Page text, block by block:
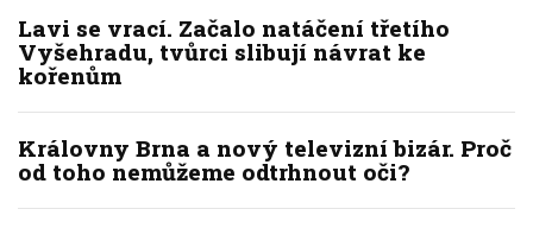
Lavi se vrací. Začalo natáčení třetího
Vyšehradu, tvůrci slibují návrat ke
kořenům
Královny Brna a nový televizní bizár. Proč
od toho nemůžeme odtrhnout oči?